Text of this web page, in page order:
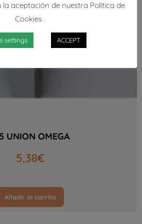
UNION OMEGA
5,38€
Añadir al carrito
aceptación de nuestra Política de
Cookies .
settings ACCEPT